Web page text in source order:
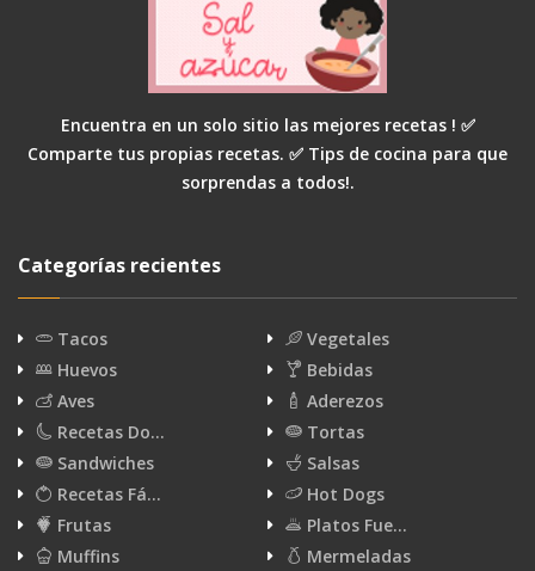
Encuentra en un solo sitio las mejores recetas ! ✅
Comparte tus propias recetas. ✅ Tips de cocina para que
sorprendas a todos!.
Categorías recientes
Tacos
Vegetales
Huevos
Bebidas
Aves
Aderezos
Recetas Do…
Tortas
Sandwiches
Salsas
Recetas Fá…
Hot Dogs
Frutas
Platos Fue…
Muffins
Mermeladas